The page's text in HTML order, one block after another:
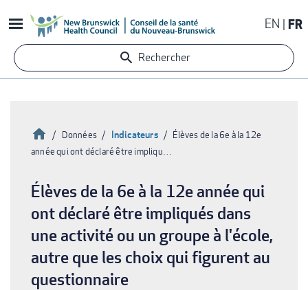
au
contenu
principal
EN FR
Rechercher
d'Ariane
Accueil
Données Indicateurs
Élèves de la 6e à la 12e
année qui ont déclaré être impliqu…
Élèves de la 6e à la 12e année qui
ont déclaré être impliqués dans
une activité ou un groupe à l'école,
autre que les choix qui figurent au
questionnaire